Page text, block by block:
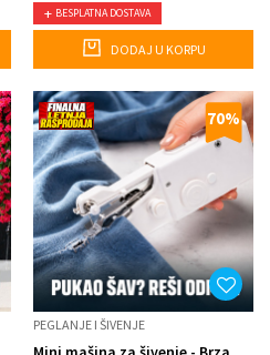
BESPLATNA DOSTAVA
DODAJ U KORPU
70%
PEGLANJE I ŠIVENJE